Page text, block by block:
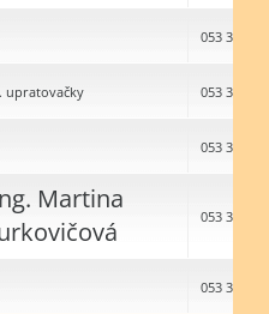
053
upratovačky 053
053
Martina
053
053